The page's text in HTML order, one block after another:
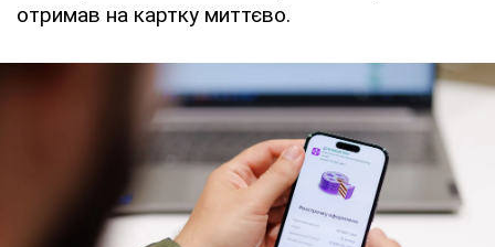
отримав на картку миттєво.